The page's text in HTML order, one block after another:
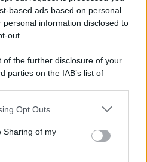
based ads based on personal
information disclosed to
out.
of the further disclosure of your
parties on the IAB’s list of
disclosed by us to third parties
app uses one or more Google
Opt Outs
Sharing of my